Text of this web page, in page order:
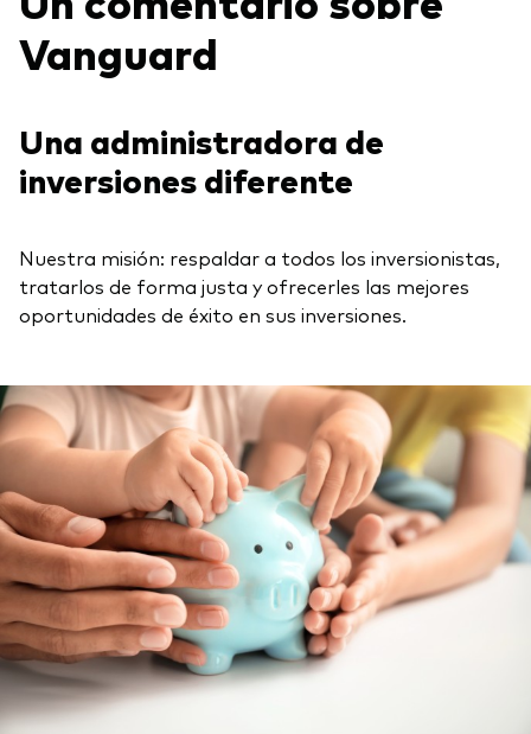
ETFs indexados
Fondos Mutuos
Inversiones ESG
Material de Soporte
Opinión de Experto
Explore
Fundamentos de ETF
Back to main menu
Vanguard
Una administradora de
inversiones diferente
Nuestra misión: respaldar a todos los inversionistas,
tratarlos de forma justa y ofrecerles las mejores
oportunidades de éxito en sus inversiones.